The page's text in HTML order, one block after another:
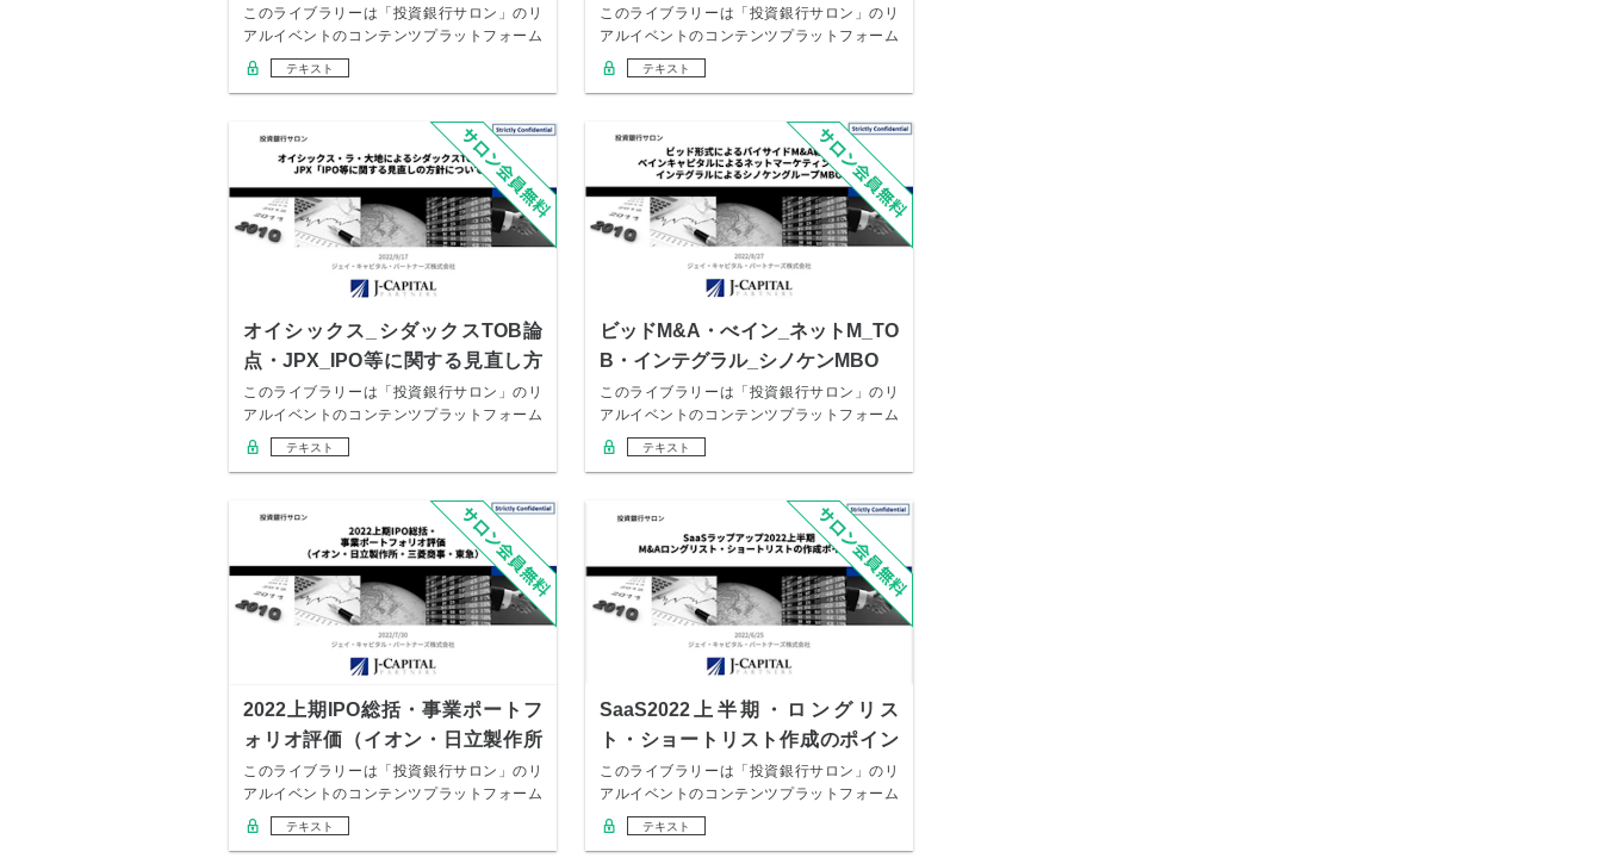
買収
このライブラリーは「投資銀行サロン」のリ
アルイベントのコンテンツプラットフォーム
になります…
テキスト
このライブラリーは「投資銀行サロン」のリ
アルイベントのコンテンツプラットフォーム
になります…
テキスト
オイシックス_シダックスTOB論
点・JPX_IPO等に関する見直し方
針
このライブラリーは「投資銀行サロン」のリ
アルイベントのコンテンツプラットフォーム
になります…
テキスト
ビッドM&A・べイン_ネットM_TO
B・インテグラル_シノケンMBO
このライブラリーは「投資銀行サロン」のリ
アルイベントのコンテンツプラットフォーム
になります…
テキスト
2022上期IPO総括・事業ポートフ
ォリオ評価（イオン・日立製作所
他）
このライブラリーは「投資銀行サロン」のリ
アルイベントのコンテンツプラットフォーム
になります…
テキスト
SaaS2022上半期・ロングリス
ト・ショートリスト作成のポイン
ト
このライブラリーは「投資銀行サロン」のリ
アルイベントのコンテンツプラットフォーム
になります…
テキスト